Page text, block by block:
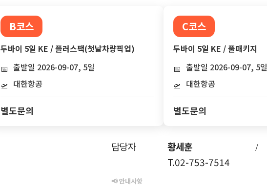
B코스
두바이 5일 KE / 플러스팩(첫날차량픽업)
📅 출발일 2026-09-07, 5일
🛫 대한항공
별도문의
C코스
두바이 5일 KE / 풀패키지
📅 출발일 2026-09-07, 5일
🛫 대한항공
별도문의
담당자 황세훈 /
T.02-753-7514
📢 안내사항